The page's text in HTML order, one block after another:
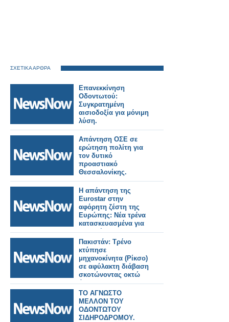
ΣΧΕΤΙΚΑ ΑΡΘΡΑ
Επανεκκίνηση
Οδοντωτού:
Συγκρατημένη
αισιοδοξία για μόνιμη
λύση.
Απάντηση ΟΣΕ σε
ερώτηση πολίτη για
τον δυτικό
προαστιακό
Θεσσαλονίκης.
Η απάντηση της
Eurostar στην
αφόρητη ζέστη της
Ευρώπης: Νέα τρένα
κατασκευασμένα για
να αντέχουν σε
θερμοκρασίες 55°C.
Πακιστάν: Τρένο
κτύπησε
μηχανοκίνητα (Ρίκσο)
σε αφύλακτη διάβαση
σκοτώνοντας οκτώ
άτομα.
ΤΟ ΑΓΝΩΣΤΟ
ΜΕΛΛΟΝ ΤΟΥ
ΟΔΟΝΤΩΤΟΥ
ΣΙΔΗΡΟΔΡΟΜΟΥ.